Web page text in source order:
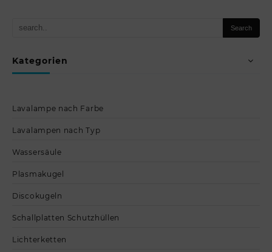
Kategorien
Lavalampe nach Farbe
Lavalampen nach Typ
Wassersäule
Plasmakugel
Discokugeln
Schallplatten Schutzhüllen
Lichterketten